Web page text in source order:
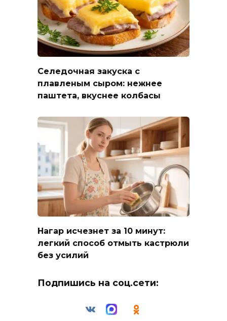
Селедочная закуска с
плавленым сыром: нежнее
паштета, вкуснее колбасы
Нагар исчезнет за 10 минут:
легкий способ отмыть кастрюли
без усилий
Подпишись на соц.сети: